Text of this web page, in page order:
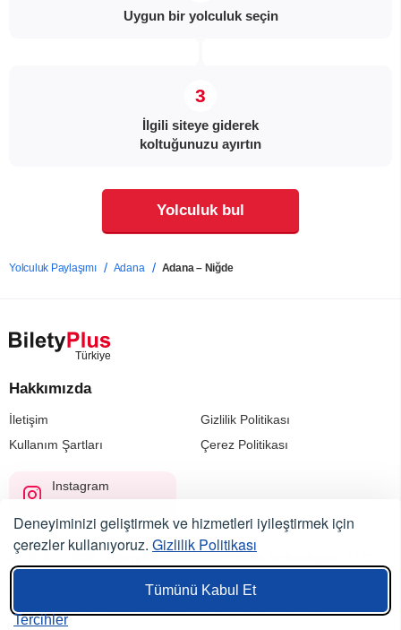
Uygun bir yolculuk seçin
İlgili siteye giderek
koltuğunuzu ayırtın
Yolculuk bul
Yolculuk Paylaşımı Adana Adana – Niğde
Hakkımızda
İletişim
Gizlilik Politikası
Kullanım Şartları
Çerez Politikası
Instagram
@biletyplus_turkiye
© 2023 — 2026, Biletyplus, Innovative Travel Technologies, LLC.
Tüm hakları saklıdır.
kullanıcı sözleşmesi,gizlilik politikası
çerez politikasıkoşullarının kabul edildiği anlamına gelir.
Deneyiminizi geliştirmek ve hizmetleri iyileştirmek için
çerezler kullanıyoruz. Gizlilik Politikası
Tümünü Kabul Et
Tercihler